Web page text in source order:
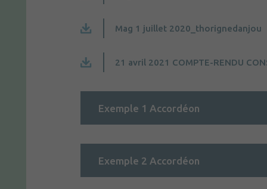
Mag 1 juillet 2020_thorignedanjou
21 avril 2021 COMPTE-RENDU
Exemple 1 Accordéon
Exemple 2 Accordéon